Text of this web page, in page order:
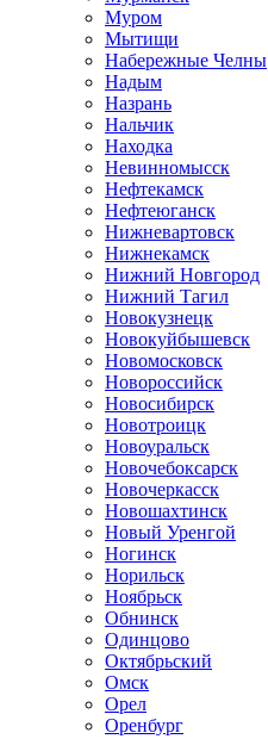
Муром
Мытищи
Набережные Челны
Надым
Назрань
Нальчик
Находка
Невинномысск
Нефтекамск
Нефтеюганск
Нижневартовск
Нижнекамск
Нижний Новгород
Нижний Тагил
Новокузнецк
Новокуйбышевск
Новомосковск
Новороссийск
Новосибирск
Новотроицк
Новоуральск
Новочебоксарск
Новочеркасск
Новошахтинск
Новый Уренгой
Ногинск
Норильск
Ноябрьск
Обнинск
Одинцово
Октябрьский
Омск
Орел
Оренбург